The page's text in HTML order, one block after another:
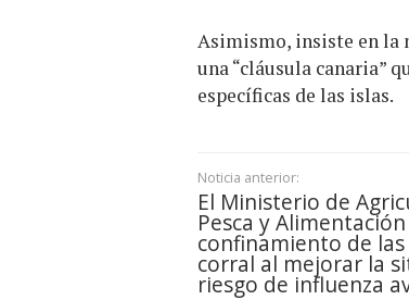
Asimismo, insiste en la
una “cláusula canaria”
específicas de las islas.
Noticia anterior:
El Ministerio de
Pesca y
confinamiento de las
corral al mejorar la
riesgo de influenza